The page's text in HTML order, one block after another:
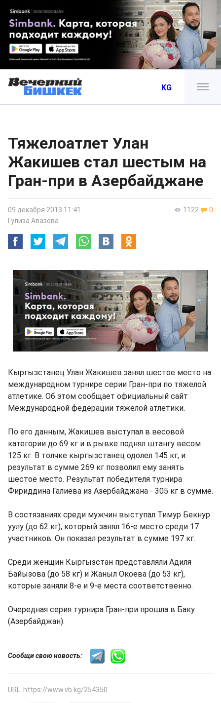
KG
Тяжелоатлет Улан
Жакишев стал шестым на
Гран-при в Азербайджане
1122 0
09 декабря 2013 11:41
Гулиза Авазова
Кыргызстанец Улан Жакишев занял шестое место на
международном турнире серии Гран-при по тяжелой
атлетике. Об этом сообщает официальный сайт
Международной федерации тяжелой атлетики.
По его данным, Жакишев выступал в весовой
категории до 69 кг и в рывке поднял штангу весом
125 кг. В толчке кыргызстанец одолел 145 кг, и
результат в сумме 269 кг позволил ему занять
шестое место. Результат победителя турнира
Фириддина Галиева из Азербайджана - 305 кг в сумме.
В состязаниях среди мужчин выступал Тимур Бекнур
уулу (до 62 кг), который занял 16-е место среди 17
участников. Он показал результат в сумме 197 кг.
Среди женщин Кыргызстан представляли Адиля
Байызова (до 58 кг) и Жаныл Окоева (до 53 кг),
которые заняли 8-е и 9-е места соответственно.
Очередная серия турнира Гран-при прошла в Баку
(Азербайджан).
Сообщи свою новость:
URL: https://www.vb.kg/254350